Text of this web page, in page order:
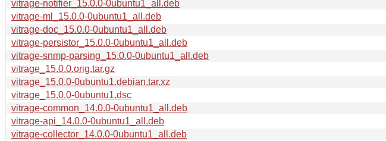
vitrage-notifier_15.0.0-0ubuntu1_all.deb
vitrage-ml_15.0.0-0ubuntu1_all.deb
vitrage-doc_15.0.0-0ubuntu1_all.deb
vitrage-persistor_15.0.0-0ubuntu1_all.deb
vitrage-snmp-parsing_15.0.0-0ubuntu1_all.deb
vitrage_15.0.0.orig.tar.gz
vitrage_15.0.0-0ubuntu1.debian.tar.xz
vitrage_15.0.0-0ubuntu1.dsc
vitrage-common_14.0.0-0ubuntu1_all.deb
vitrage-api_14.0.0-0ubuntu1_all.deb
vitrage-collector_14.0.0-0ubuntu1_all.deb